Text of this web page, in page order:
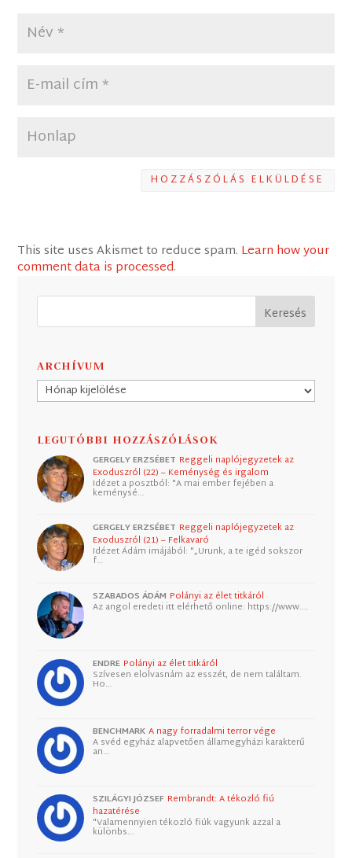
HOZZÁSZÓLÁS ELKÜLDÉSE
This site uses Akismet to reduce spam. Learn how your
comment data is processed.
ARCHÍVUM
Archívum
LEGUTÓBBI HOZZÁSZÓLÁSOK
GERGELY ERZSÉBET Reggeli naplójegyzetek az
Exoduszról (22) – Keménység és irgalom
Idézet a posztból: "A mai ember fejében a
keménysé…
GERGELY ERZSÉBET Reggeli naplójegyzetek az
Exoduszról (21) – Felkavaró
Idézet Ádám imájából: "„Urunk, a te igéd sokszor
f…
SZABADOS ÁDÁM Polányi az élet titkáról
Az angol eredeti itt elérhető online: https://www.…
ENDRE Polányi az élet titkáról
Szívesen elolvasnám az esszét, de nem találtam.
Ho…
BENCHMARK A nagy forradalmi terror vége
A svéd egyház alapvetően államegyházi karakterű
an…
SZILÁGYI JÓZSEF Rembrandt: A tékozló fiú
hazatérése
"Valamennyien tékozló fiúk vagyunk azzal a
különbs…